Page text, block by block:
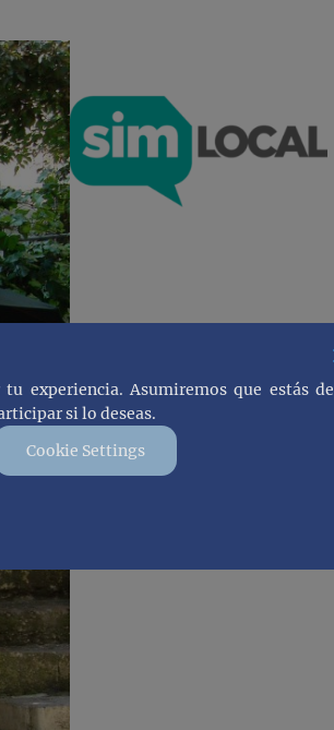
experiencia. Asumiremos que estás de
si lo deseas.
Cookie Settings